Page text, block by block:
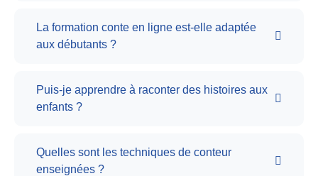
La formation conte en ligne est-elle adaptée
aux débutants ?
Puis-je apprendre à raconter des histoires aux
enfants ?
Quelles sont les techniques de conteur
enseignées ?